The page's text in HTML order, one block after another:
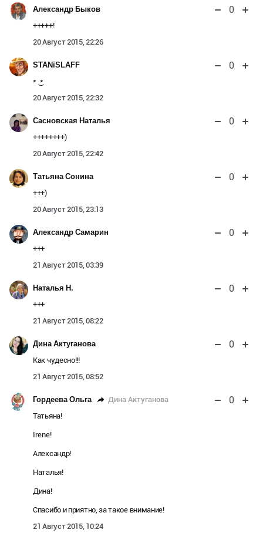
Александр Быков 0
+++++!
20 Август 2015, 22:26
STANiSLAFF 0
* ͜ *
20 Август 2015, 22:32
Сасновская Наталья 0
++++++++)
20 Август 2015, 22:42
Татьяна Сонина 0
+++)
20 Август 2015, 23:13
Александр Самарин 0
+++
21 Август 2015, 03:39
Наталья Н. 0
+++
21 Август 2015, 08:22
Дина Актуганова 0
Как чудесно!!!
21 Август 2015, 08:52
Гордеева Ольга Дина Актуганова 0
Татьяна!
Irene!
Александр!
Наталья!
Дина!
Спасибо и приятно, за такое внимание!
21 Август 2015, 10:24